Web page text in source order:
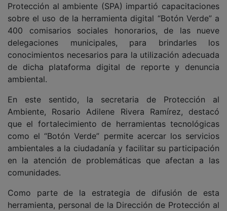
Protección al ambiente (SPA) impartió capacitaciones
sobre el uso de la herramienta digital “Botón Verde” a
400 comisarios sociales honorarios, de las nueve
delegaciones municipales, para brindarles los
conocimientos necesarios para la utilización adecuada
de dicha plataforma digital de reporte y denuncia
ambiental.
En este sentido, la secretaria de Protección al
Ambiente, Rosario Adilene Rivera Ramírez, destacó
que el fortalecimiento de herramientas tecnológicas
como el “Botón Verde” permite acercar los servicios
ambientales a la ciudadanía y facilitar su participación
en la atención de problemáticas que afectan a las
comunidades.
Como parte de la estrategia de difusión de esta
herramienta, personal de la Dirección de Protección al